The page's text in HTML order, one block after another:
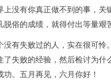
上没有你真正做不到的事，
脱俗的成绩，就得付出等量艰
没有失败过的人，实在很可
了失败的经验，然后检讨为
功。五月再见，六月你好！